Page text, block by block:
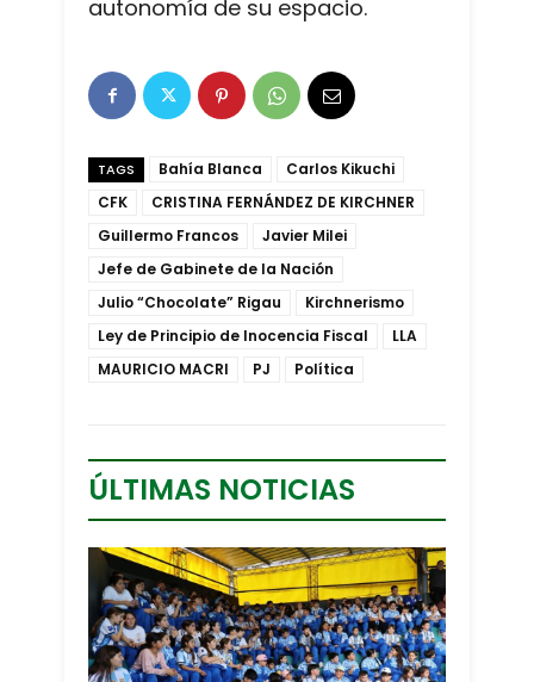
autonomía de su espacio.
TAGS Bahía Blanca
Carlos Kikuchi
CFK
CRISTINA FERNÁNDEZ DE KIRCHNER
Guillermo Francos
Javier Milei
Jefe de Gabinete de la Nación
Julio “Chocolate” Rigau
Kirchnerismo
Ley de Principio de Inocencia Fiscal
LLA
MAURICIO MACRI
PJ Política
ÚLTIMAS NOTICIAS